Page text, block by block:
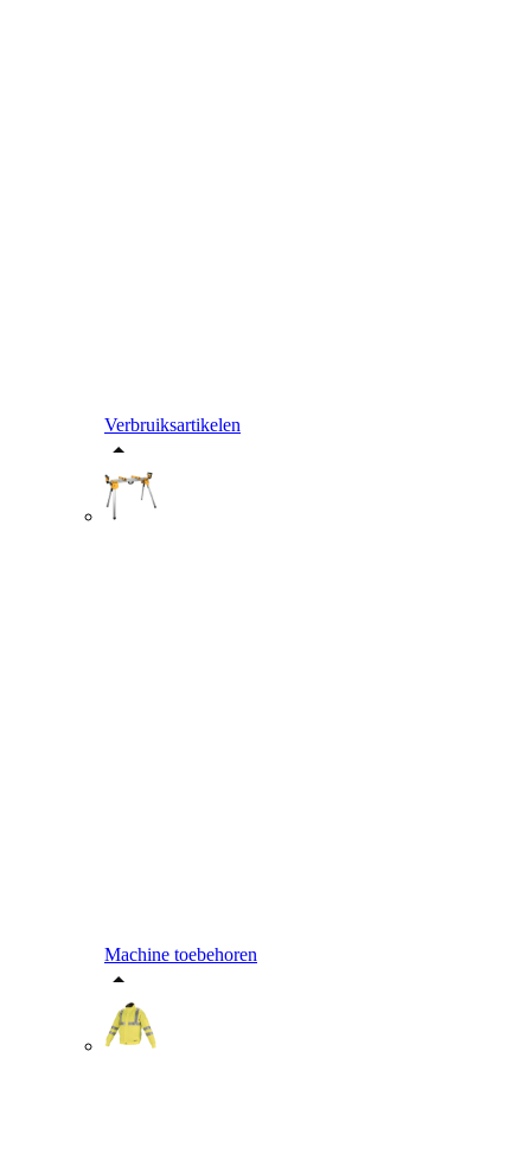
Verbruiksartikelen
Machine toebehoren